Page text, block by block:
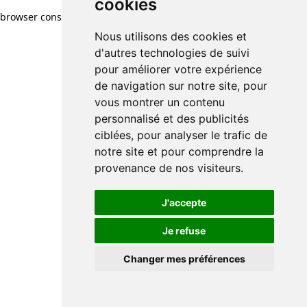
cookies
Nous utilisons des cookies et
d'autres technologies de suivi
pour améliorer votre expérience
de navigation sur notre site, pour
vous montrer un contenu
personnalisé et des publicités
ciblées, pour analyser le trafic de
notre site et pour comprendre la
provenance de nos visiteurs.
J'accepte
Je refuse
Changer mes préférences
browser console for more information)